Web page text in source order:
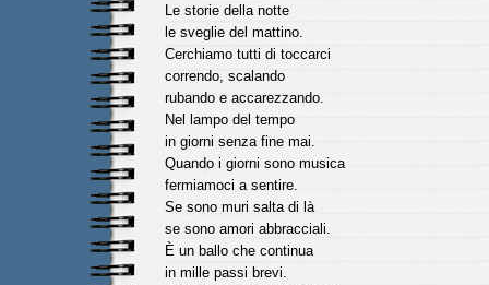
Le storie della notte
le sveglie del mattino.
Cerchiamo tutti di toccarci
correndo, scalando
rubando e accarezzando.
Nel lampo del tempo
in giorni senza fine mai.
Quando i giorni sono musica
fermiamoci a sentire.
Se sono muri salta di là
se sono amori abbracciali.
È un ballo che continua
in mille passi brevi.